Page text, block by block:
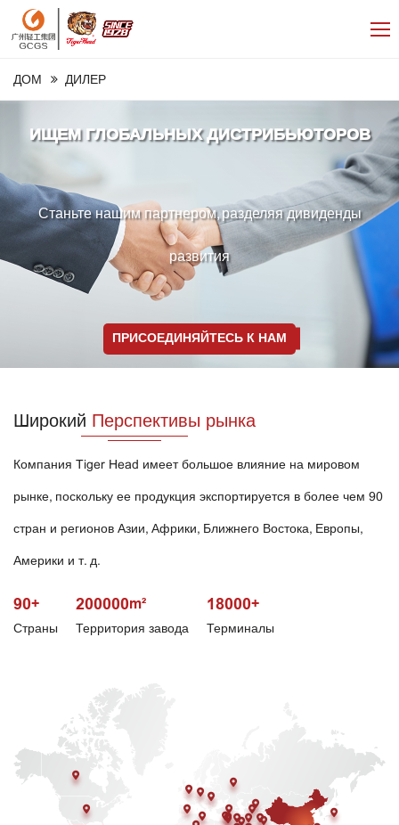
ДОМ ДИЛЕР
ИЩЕМ ГЛОБАЛЬНЫХ ДИСТРИБЬЮТОРОВ
Станьте нашим партнером, разделяя дивиденды
развития
ПРИСОЕДИНЯЙТЕСЬ К НАМ
Широкий Перспективы рынка
Компания Tiger Head имеет большое влияние на мировом
рынке, поскольку ее продукция экспортируется в более чем 90
стран и регионов Азии, Африки, Ближнего Востока, Европы,
Америки и т. д.
90+
Страны
200000m²
Территория завода
18000+
Терминалы